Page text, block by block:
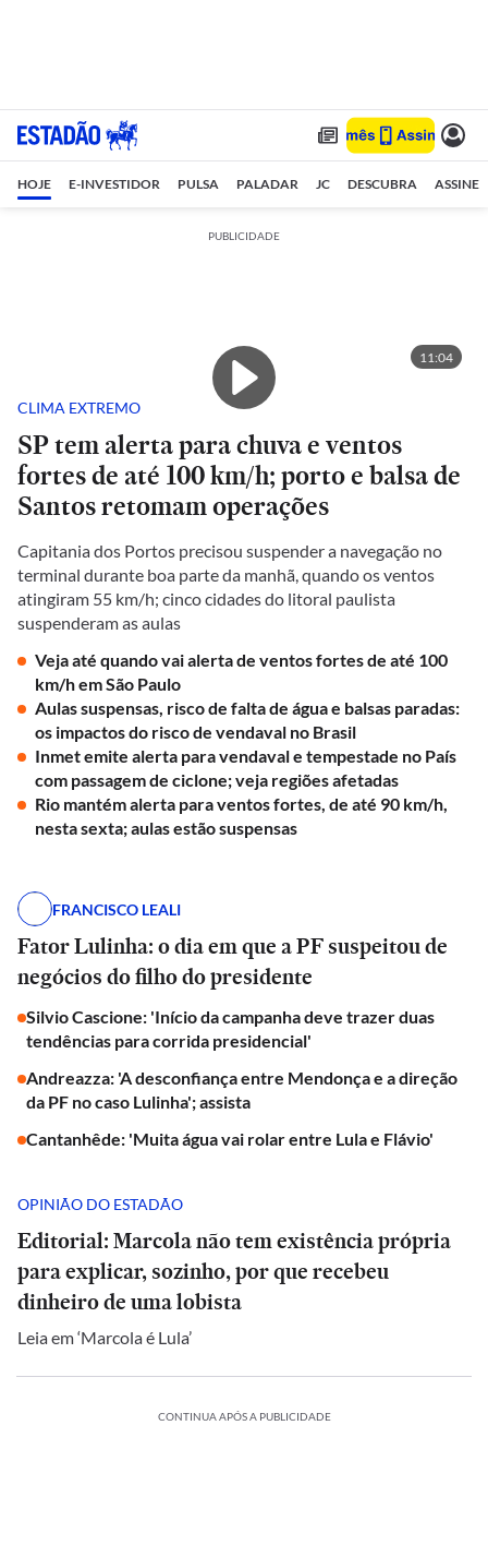
HOJE E-INVESTIDOR PULSA PALADAR JC DESCUBRA ASSINE
PUBLICIDADE
11:04
CLIMA EXTREMO
SP tem alerta para chuva e ventos
fortes de até 100 km/h; porto e balsa de
Santos retomam operações
Capitania dos Portos precisou suspender a navegação no
terminal durante boa parte da manhã, quando os ventos
atingiram 55 km/h; cinco cidades do litoral paulista
suspenderam as aulas
Veja até quando vai alerta de ventos fortes de até 100
km/h em São Paulo
Aulas suspensas, risco de falta de água e balsas paradas:
os impactos do risco de vendaval no Brasil
Inmet emite alerta para vendaval e tempestade no País
com passagem de ciclone; veja regiões afetadas
Rio mantém alerta para ventos fortes, de até 90 km/h,
nesta sexta; aulas estão suspensas
FRANCISCO LEALI
Fator Lulinha: o dia em que a PF suspeitou de
negócios do filho do presidente
Silvio Cascione: 'Início da campanha deve trazer duas
tendências para corrida presidencial'
Andreazza: 'A desconfiança entre Mendonça e a direção
da PF no caso Lulinha'; assista
Cantanhêde: 'Muita água vai rolar entre Lula e Flávio'
OPINIÃO DO ESTADÃO
Editorial: Marcola não tem existência própria
para explicar, sozinho, por que recebeu
dinheiro de uma lobista
Leia em ‘Marcola é Lula’
CONTINUA APÓS A PUBLICIDADE